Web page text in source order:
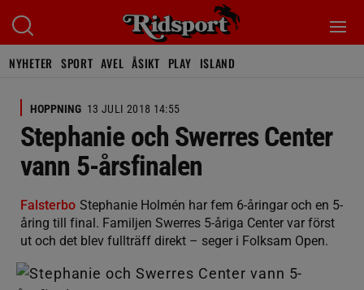
NYHETER SPORT AVEL ÅSIKT PLAY ISLAND
HOPPNING 13 JULI 2018 14:55
Stephanie och Swerres Center
vann 5-årsfinalen
Falsterbo Stephanie Holmén har fem 6-åringar och en 5-
åring till final. Familjen Swerres 5-åriga Center var först
ut och det blev fullträff direkt – seger i Folksam Open.